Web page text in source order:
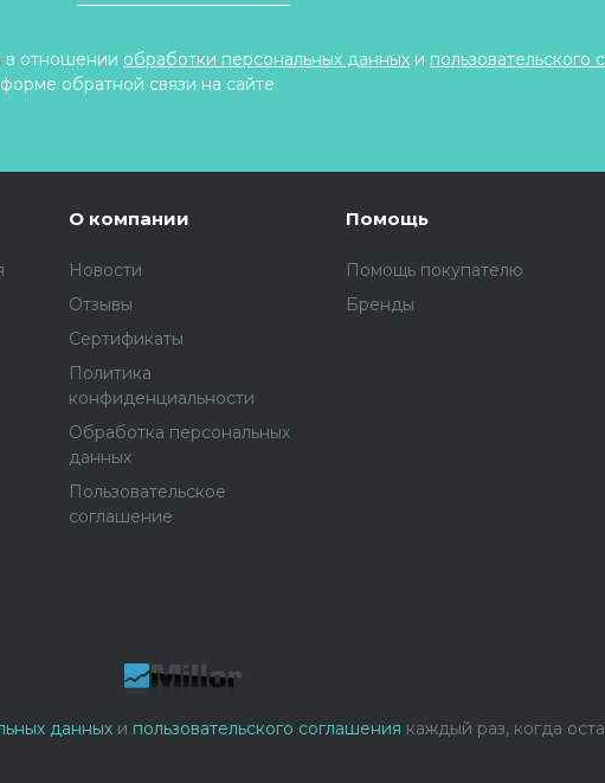
в отношении обработки персональных данных и пользовательского
обратной связи на сайте
О компании
Новости
Отзывы
Сертификаты
Политика
конфиденциальности
Обработка персональных
данных
Пользовательское
соглашение
Помощь
Помощь покупателю
Бренды
данных и пользовательского соглашения каждый раз, когда